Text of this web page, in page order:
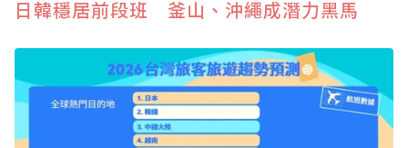
日韓穩居前段班 釜山、沖繩成潛力黑馬